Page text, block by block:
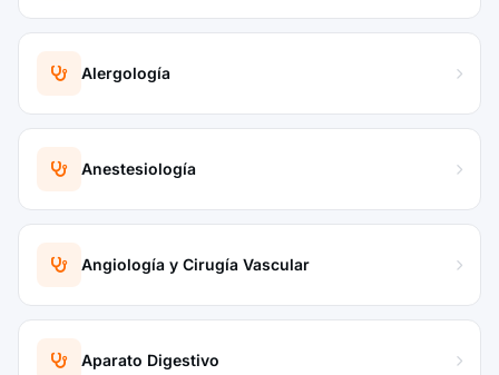
Alergología
Anestesiología
Angiología y Cirugía Vascular
Aparato Digestivo